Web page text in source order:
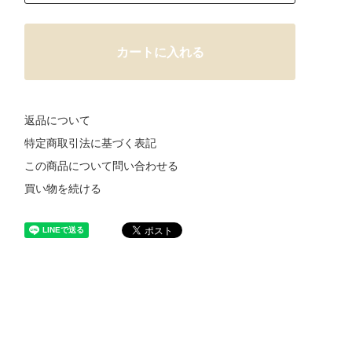
カートに入れる
返品について
特定商取引法に基づく表記
この商品について問い合わせる
買い物を続ける